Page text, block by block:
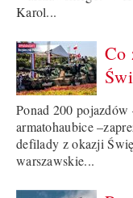
Karol...
Co
Ponad 200
armatohaubice
defilady z okazji
warszawskie...